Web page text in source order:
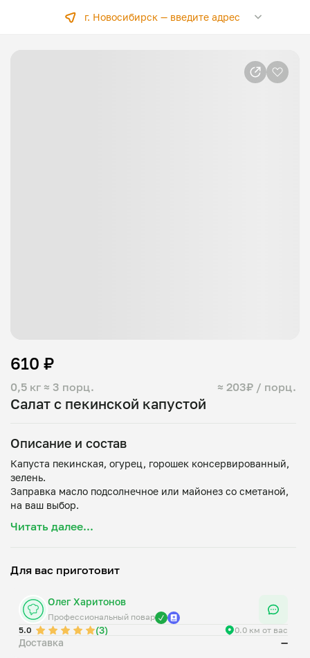
г. Новосибирск —введите адрес
Салат с пекинской капустой
0,5 кг ≈ 3 порц. ≈ 203₽ / порц.
610 ₽
Описание и состав
Капуста пекинская, огурец, горошек консервированный,
зелень.
Заправка масло подсолнечное или майонез со сметаной,
Читать далее...
Для вас приготовит
Олег Харитонов
Профессиональный повар
5.0
(3) 0.0 км от вас
Доставка —